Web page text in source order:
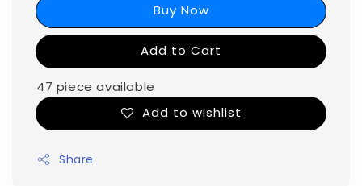
Buy Now
Add to Cart
47 piece available
Add to wishlist
Share